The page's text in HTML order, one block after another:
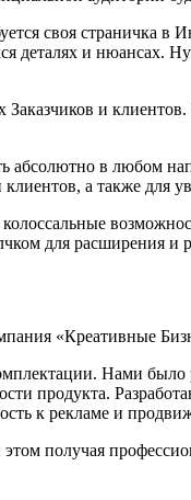
своя страничка
деталях и нюансах.
и
в любом
а также для
для расширения и
«Креативные
Нами было
продукта.
к рекламе и
получая